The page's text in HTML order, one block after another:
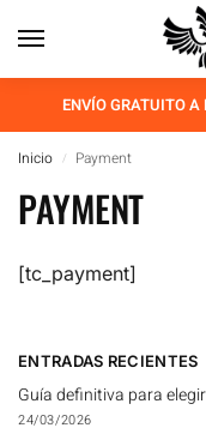
ENVÍO GRATUITO
Inicio / Payment
PAYMENT
[tc_payment]
ENTRADAS RECIENTES
Guía definitiva para
24/03/2026